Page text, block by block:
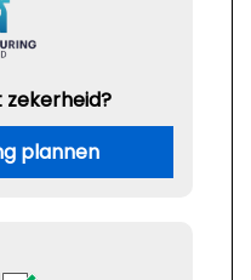
plannen